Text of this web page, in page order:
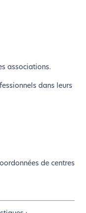
associations.
dans leurs
de centres